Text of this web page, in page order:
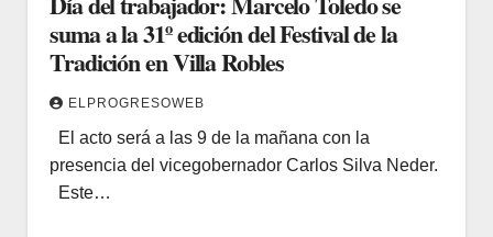
suma a la 31º edición del Festival de la
Tradición en Villa Robles
ELPROGRESOWEB
El acto será a las 9 de la mañana con la
presencia del vicegobernador Carlos Silva Neder.
Este…